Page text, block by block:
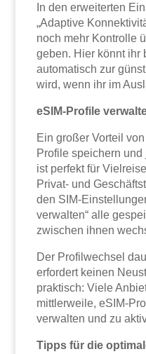
In den erweiterten
„Adaptive
noch mehr Kontrolle
geben. Hier könnt ihr
automatisch zur
wird, wenn ihr im
eSIM-Profile
Ein großer Vorteil
Profile speichern
ist perfekt für
Privat- und
den SIM-
verwalten“ alle
zwischen ihnen
Der Profilwechsel
erfordert keinen
praktisch: Viele
mittlerweile, eSIM-
verwalten und zu
Tipps für die